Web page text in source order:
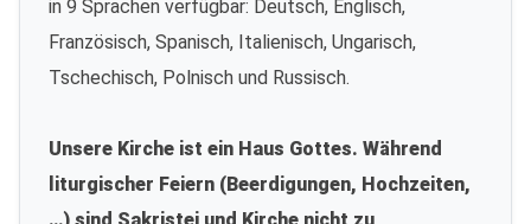
in 9 Sprachen verfügbar: Deutsch, Englisch,
Französisch, Spanisch, Italienisch, Ungarisch,
Tschechisch, Polnisch und Russisch.
Unsere Kirche ist ein Haus Gottes. Während
liturgischer Feiern (Beerdigungen, Hochzeiten,